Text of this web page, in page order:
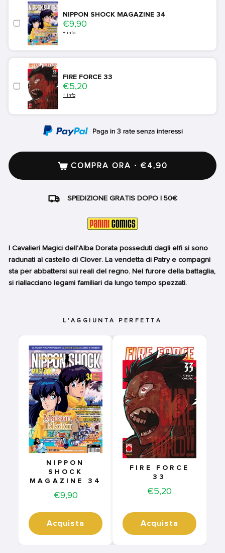
NIPPON SHOCK MAGAZINE 34
Price
€9,90
+ info
FIRE FORCE 33
Price
€5,20
+ info
COMPRA ORA · €4,90
SPEDIZIONE GRATIS DOPO I 50€
I Cavalieri Magici dell'Alba Dorata posseduti dagli elfi si sono
radunati al castello di Clover. La vendetta di Patry e compagni
sta per abbattersi sui reali del regno. Nel furore della battaglia,
si riallacciano legami familiari da lungo tempo spezzati.
L'AGGIUNTA PERFETTA
NIPPON
SHOCK
MAGAZINE 34
Price
€9,90
Acquista
FIRE FORCE
33
Price
€5,20
Acquista